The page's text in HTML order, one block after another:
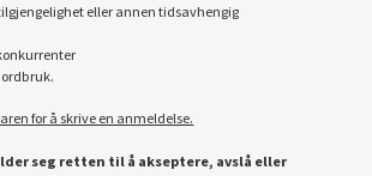
eller annen tidsavhengig
for å skrive en anmeldelse.
seg retten til å akseptere, avslå eller